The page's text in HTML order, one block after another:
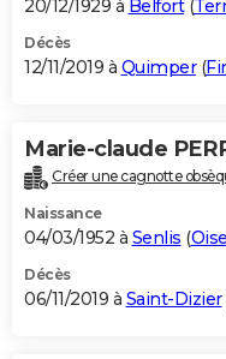
20/12/1929 à Belfort(
Décès
12/11/2019 à Quimper(
Marie-claude
Créer une cagnotte
Naissance
04/03/1952 à Senlis (Oise
Décès
06/11/2019 à Saint-Dizier